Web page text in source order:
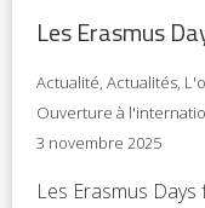
Les Erasmus
Actualité, Actualités,
Ouverture à
3 novembre 2025
Les Erasmus Days